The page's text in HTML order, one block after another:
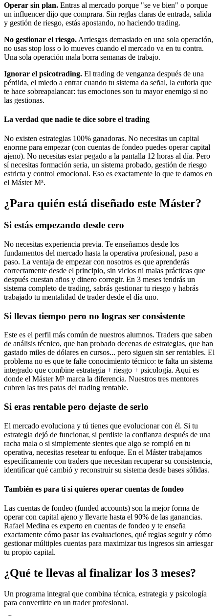
Operar sin plan. Entras al mercado porque "se ve bien" o porque
un influencer dijo que comprara. Sin reglas claras de entrada, salida
y gestión de riesgo, estás apostando, no haciendo trading.
No gestionar el riesgo. Arriesgas demasiado en una sola operación,
no usas stop loss o lo mueves cuando el mercado va en tu contra.
Una sola operación mala borra semanas de trabajo.
Ignorar el psicotrading. El trading de venganza después de una
pérdida, el miedo a entrar cuando tu sistema da señal, la euforia que
te hace sobreapalancar: tus emociones son tu mayor enemigo si no
las gestionas.
La verdad que nadie te dice sobre el trading
No existen estrategias 100% ganadoras. No necesitas un capital
enorme para empezar (con cuentas de fondeo puedes operar capital
ajeno). No necesitas estar pegado a la pantalla 12 horas al día. Pero
sí necesitas formación seria, un sistema probado, gestión de riesgo
estricta y control emocional. Eso es exactamente lo que te damos en
el Máster M³.
¿Para quién está diseñado este Máster?
Si estás empezando desde cero
No necesitas experiencia previa. Te enseñamos desde los
fundamentos del mercado hasta la operativa profesional, paso a
paso. La ventaja de empezar con nosotros es que aprenderás
correctamente desde el principio, sin vicios ni malas prácticas que
después cuestan años y dinero corregir. En 3 meses tendrás un
sistema completo de trading, sabrás gestionar tu riesgo y habrás
trabajado tu mentalidad de trader desde el día uno.
Si llevas tiempo pero no logras ser consistente
Este es el perfil más común de nuestros alumnos. Traders que saben
de análisis técnico, que han probado decenas de estrategias, que han
gastado miles de dólares en cursos... pero siguen sin ser rentables. El
problema no es que te falte conocimiento técnico: te falta un sistema
integrado que combine estrategia + riesgo + psicología. Aquí es
donde el Máster M³ marca la diferencia. Nuestros tres mentores
cubren las tres patas del trading rentable.
Si eras rentable pero dejaste de serlo
El mercado evoluciona y tú tienes que evolucionar con él. Si tu
estrategia dejó de funcionar, si perdiste la confianza después de una
racha mala o si simplemente sientes que algo se rompió en tu
operativa, necesitas resetear tu enfoque. En el Máster trabajamos
específicamente con traders que necesitan recuperar su consistencia,
identificar qué cambió y reconstruir su sistema desde bases sólidas.
También es para ti si quieres operar cuentas de fondeo
Las cuentas de fondeo (funded accounts) son la mejor forma de
operar con capital ajeno y llevarte hasta el 90% de las ganancias.
Rafael Medina es experto en cuentas de fondeo y te enseña
exactamente cómo pasar las evaluaciones, qué reglas seguir y cómo
gestionar múltiples cuentas para maximizar tus ingresos sin arriesgar
tu propio capital.
¿Qué te llevas al finalizar los 3 meses?
Un programa integral que combina técnica, estrategia y psicología
para convertirte en un trader profesional.